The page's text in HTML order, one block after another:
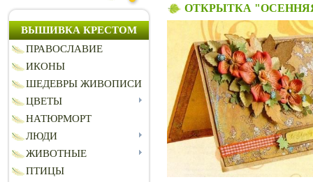
ВЫШИВКА КРЕСТОМ
ПРАВОСЛАВИЕ
ИКОНЫ
ШЕДЕВРЫ ЖИВОПИСИ
ЦВЕТЫ
НАТЮРМОРТ
ЛЮДИ
ЖИВОТНЫЕ
ПТИЦЫ
ОТКРЫТКА